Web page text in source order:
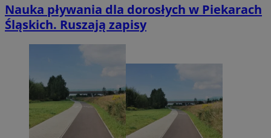
Nauka pływania dla dorosłych w Piekarach
Śląskich. Ruszają zapisy